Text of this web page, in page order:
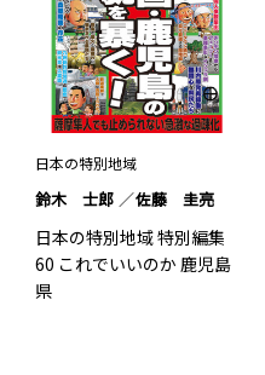
日本の特別地域
鈴木 士郎 佐藤 圭亮
日本の特別地域 特別編集
60 これでいいのか 鹿児島
県